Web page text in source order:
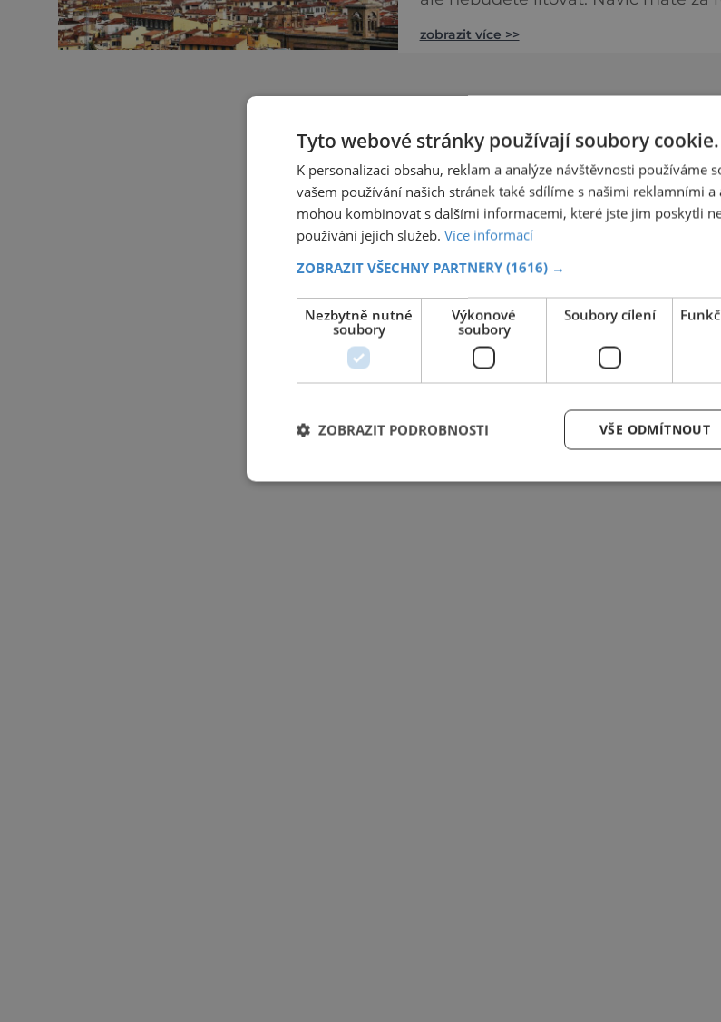
měst světa, láká hlavně na své
všech uměleckých pokladů Itálie se
zobrazit více >>
Tyto webové stránky používají soubory cookie.
K personalizaci obsahu, reklam a analýze návštěvnosti používáme
vašem používání našich stránek také sdílíme s našimi reklamními
mohou kombinovat s dalšími informacemi, které jste jim poskytli
používání jejich služeb. Více informací
ZOBRAZIT VŠECHNY PARTNERY (1616) →
Nezbytně nutné
soubory
Výkonové
soubory
Soubory cílení
VŠE ODMÍTNOUT
ZOBRAZIT PODROBNOSTI